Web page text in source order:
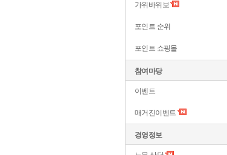
가위바위보
포인트 순위
포인트 쇼핑몰
참여마당
이벤트
매거진이벤트
경영정보